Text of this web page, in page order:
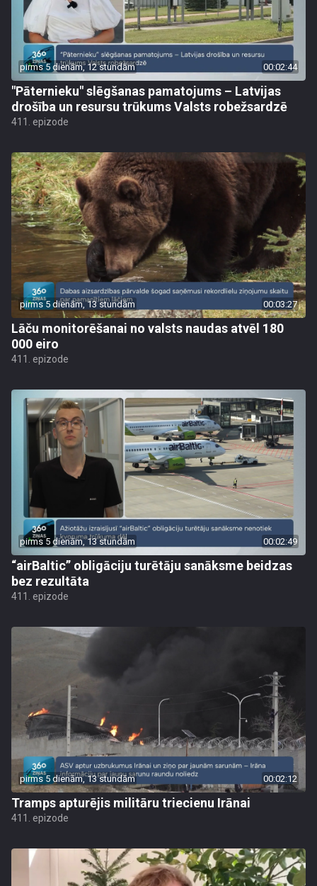
pirms 5 dienām, 12 stundām 00:02:44
"Pāternieku" slēgšanas pamatojums – Latvijas
drošība un resursu trūkums Valsts robežsardzē
411. epizode
pirms 5 dienām, 13 stundām 00:03:27
Lāču monitorēšanai no valsts naudas atvēl 180
000 eiro
411. epizode
pirms 5 dienām, 13 stundām 00:02:49
“airBaltic” obligāciju turētāju sanāksme beidzas
bez rezultāta
411. epizode
pirms 5 dienām, 13 stundām 00:02:12
Tramps apturējis militāru triecienu Irānai
411. epizode